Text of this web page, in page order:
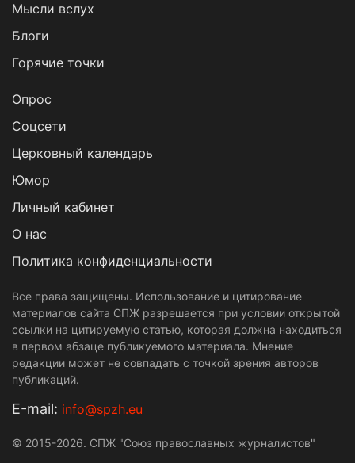
Мысли вслух
Блоги
Горячие точки
Опрос
Cоцсети
Церковный календарь
Юмор
Личный кабинет
О нас
Политика конфиденциальности
Все права защищены. Использование и цитирование
материалов сайта СПЖ разрешается при условии открытой
ссылки на цитируемую статью, которая должна находиться
в первом абзаце публикуемого материала. Мнение
редакции может не совпадать с точкой зрения авторов
публикаций.
Е-mail: info@spzh.eu
© 2015-2026. СПЖ "Союз православных журналистов"